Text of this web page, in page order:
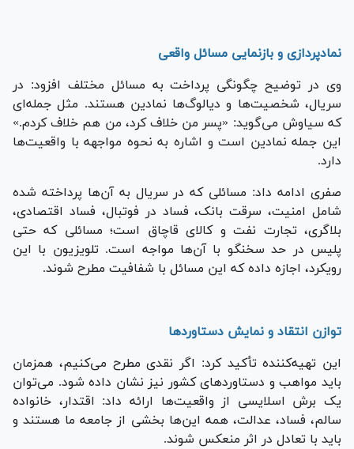
نمادپردازی و بازنمایی مسائل واقعی
وی در توضیح چگونگی پرداخت به مسائل مختلف افزود: در
سریال، شخصیت‌ها و دیالوگ‌ها نمادین هستند. مثل جمله‌ای
که سیاوش می‌گوید: «پسر من خلاف کرد، من هم خلاف کردم.»
این جمله نمادین است و اشاره به نحوه مواجهه با واقعیت‌ها
دارد.
صفری ادامه داد: مسائلی که در سریال به آن‌ها پرداخته شده
شامل امنیت، سرقت بانک، فساد در فوتبال، فساد اقتصادی،
بلاگری، تجارت نفت و کالای قاچاق است؛ مسائلی که حتی
پلیس در حد سخنگو با آن‌ها مواجه است. تلویزیون با این
رویکرد، اجازه داده که این مسائل با شفافیت مطرح شوند.
توازن انتقاد و نمایش دستاوردها
این تهیه‌کننده تأکید کرد: اگر نقدی مطرح می‌کنیم، همزمان
باید مواهب و دستاوردهای کشور نیز نشان داده شود. می‌توان
یک برش اسلایسی از واقعیت‌ها ارائه داد: اقتدار، خانواده
سالم، فساد، عدالت، همه این‌ها بخشی از جامعه ما هستند و
باید با تعادل در اثر منعکس شوند.